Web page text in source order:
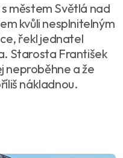
městem Světlá nad
kvůli nesplnitelným
řekl jednatel
Starosta František
neproběhne a že
nákladnou.